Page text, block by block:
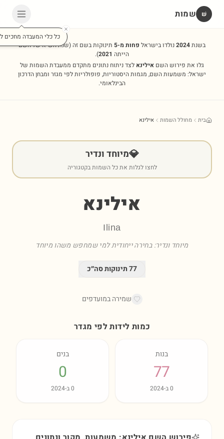
שׁ שמות
כל כלי המעבדה מחכים
בשנת2024נולדו בישראל פחות מ-5 תינוקות בשם זה(שנת השיא של השם
הייתה 2021
).
גלו את פירוש השם אילינא לצד ניתוח נתונים מתקדם ממעבדת השמות של
ישראל: משמעות השם, מגמות היסטוריות, פופולריות לפי מגזר ומבחן הדרכון
הבינלאומי.
בית מחולל השמות אילינא
💎מיוחד ונדיר
לחצו לגלות את כל השמות בקטגוריה
אילינא
Ilina
מיוחד ונדיר: בחירה ייחודית למי שמחפש משהו מיוחד
77תינוקות סה״כ
שמירה במועדפים
כמות לידות לפי מגדר
בנות
77
0ב-2024
בנים
0
0ב-2024